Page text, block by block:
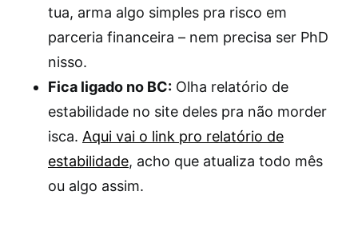
tua, arma algo simples pra risco em
parceria financeira – nem precisa ser PhD
nisso.
Fica ligado no BC: Olha relatório de
estabilidade no site deles pra não morder
isca. Aqui vai o link pro relatório de
estabilidade, acho que atualiza todo mês
ou algo assim.